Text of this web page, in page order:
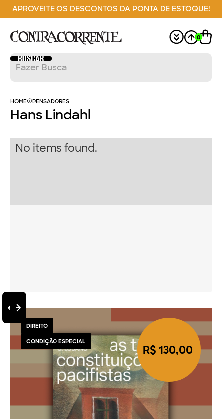
APROVEITE OS DESCONTOS DA PONTA DE ESTOQUE!
0
HOME PENSADORES
Hans Lindahl
No items found.
DIREITO
CONDIÇÃO ESPECIAL
R$ 130,00